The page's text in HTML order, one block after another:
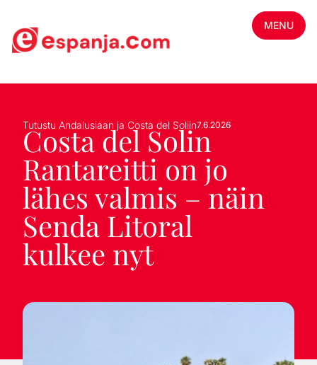
MENU
Tutustu Andalusiaan ja Costa del Soliin7.6.2026
Costa del Solin
Rantareitti on jo
lähes valmis – näin
Senda Litoral
kulkee nyt